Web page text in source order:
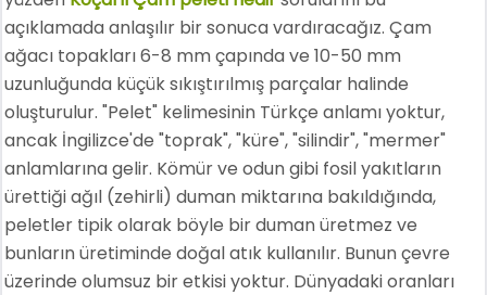
açıklamada anlaşılır bir sonuca vardıracağız. Çam
ağacı topakları 6-8 mm çapında ve 10-50 mm
uzunluğunda küçük sıkıştırılmış parçalar halinde
oluşturulur. "Pelet" kelimesinin Türkçe anlamı yoktur,
ancak İngilizce'de "toprak", "küre", "silindir", "mermer"
anlamlarına gelir. Kömür ve odun gibi fosil yakıtların
ürettiği ağıl (zehirli) duman miktarına bakıldığında,
peletler tipik olarak böyle bir duman üretmez ve
bunların üretiminde doğal atık kullanılır. Bunun çevre
üzerinde olumsuz bir etkisi yoktur. Dünyadaki oranları